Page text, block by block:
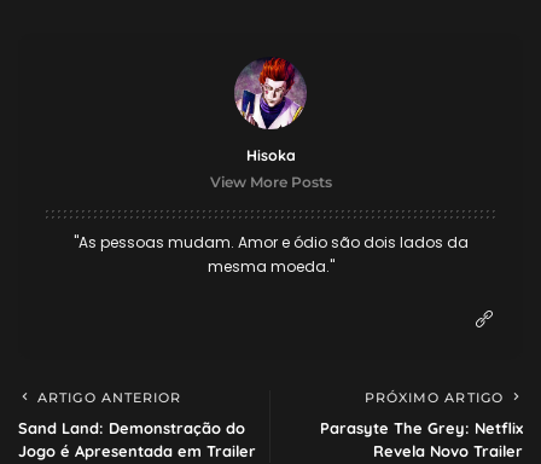
Hisoka
View More Posts
"As pessoas mudam. Amor e ódio são dois lados da
mesma moeda."
ARTIGO ANTERIOR
Sand Land: Demonstração do
Jogo é Apresentada em Trailer
PRÓXIMO ARTIGO
Parasyte The Grey: Netflix
Revela Novo Trailer